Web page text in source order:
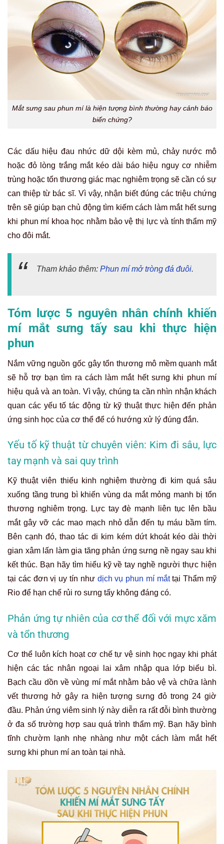
Mắt sưng sau phun mí là hiện tượng bình thường hay cảnh báo
biến chứng?
Các dấu hiệu đau nhức dữ dội kèm mủ, chảy nước mô
hoặc đỏ lòng trắng mắt kéo dài báo hiệu nguy cơ nhiễm
trùng hoặc tổn thương giác mạc nghiêm trọng sẽ cần có sự
can thiệp từ bác sĩ. Vì vậy, nhận biết đúng các triệu chứng
trên sẽ giúp bạn chủ động tìm kiếm cách làm mắt hết sưng
khi phun mí khoa học nhằm bảo vệ thị lực và tính thẩm mỹ
cho đôi mắt.
Tham khảo thêm: Phun mí mở tròng đá đuôi.
Tóm lược 5 nguyên nhân chính khiến
mí mắt sưng tấy sau khi thực hiện
phun
Nắm vững nguồn gốc gây tổn thương mô mềm quanh mắt
sẽ hỗ trợ bạn tìm ra cách làm mắt hết sưng khi phun mí
hiệu quả và an toàn. Vì vậy, chúng ta cần nhìn nhận khách
quan các yếu tố tác động từ kỹ thuật thực hiện đến phản
ứng sinh học của cơ thể để có hướng xử lý đúng đắn.
Yếu tố kỹ thuật từ chuyên viên: Kim đi sâu, lực
tay mạnh và sai quy trình
Kỹ thuật viên thiếu kinh nghiệm thường đi kim quá sâu
xuống tầng trung bì khiến vùng da mắt mỏng manh bị tổn
thương nghiêm trọng. Lực tay đè mạnh liên tục lên bầu
mắt gây vỡ các mao mạch nhỏ dẫn đến tụ máu bầm tím.
Bên cạnh đó, thao tác di kim kém dứt khoát kéo dài thời
gian xâm lấn làm gia tăng phản ứng sưng nề ngay sau khi
kết thúc. Bạn hãy tìm hiểu kỹ về tay nghề người thực hiện
tại các đơn vị uy tín như dịch vụ phun mí mắttại Thẩm mỹ
Rio để hạn chế rủi ro sưng tấy không đáng có.
Phản ứng tự nhiên của cơ thể đối với mực xăm
và tổn thương
Cơ thể luôn kích hoạt cơ chế tự vệ sinh học ngay khi phát
hiện các tác nhân ngoại lai xâm nhập qua lớp biểu bì.
Bạch cầu dồn về vùng mí mắt nhằm bảo vệ và chữa lành
vết thương hở gây ra hiện tượng sưng đỏ trong 24 giờ
đầu. Phản ứng viêm sinh lý này diễn ra rất đỗi bình thường
ở đa số trường hợp sau quá trình thẩm mỹ. Bạn hãy bình
tĩnh chườm lạnh nhẹ nhàng như một cách làm mắt hết
sưng khi phun mí an toàn tại nhà.